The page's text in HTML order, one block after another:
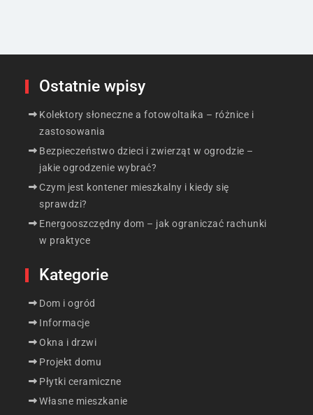
Ostatnie wpisy
Kolektory słoneczne a fotowoltaika – różnice i
zastosowania
Bezpieczeństwo dzieci i zwierząt w ogrodzie –
jakie ogrodzenie wybrać?
Czym jest kontener mieszkalny i kiedy się
sprawdzi?
Energooszczędny dom – jak ograniczać rachunki
w praktyce
Kategorie
Dom i ogród
Informacje
Okna i drzwi
Projekt domu
Płytki ceramiczne
Własne mieszkanie